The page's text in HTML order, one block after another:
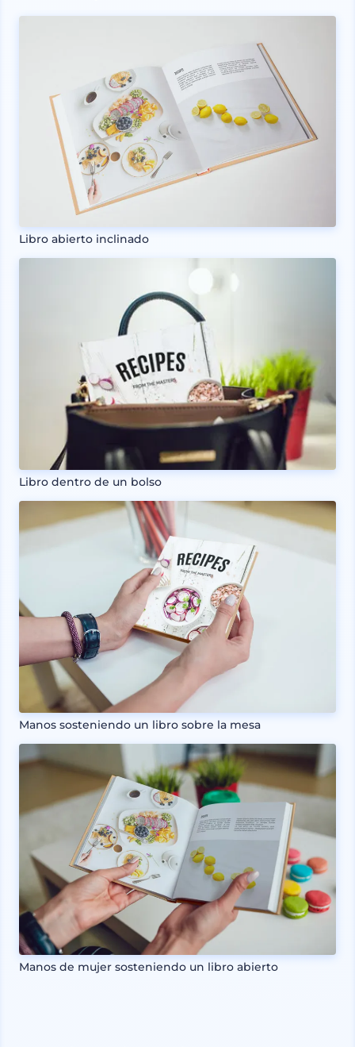
Libro abierto inclinado
Libro dentro de un bolso
Manos sosteniendo un libro sobre la mesa
Manos de mujer sosteniendo un libro abierto